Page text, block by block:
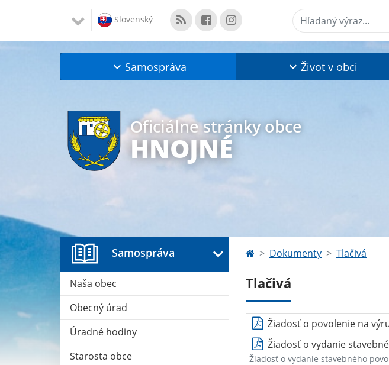
Slovenský Hľadaný výraz...
Samospráva Život v obci
Oficiálne stránky obce
HNOJNÉ
Samospráva
Naša obec
Obecný úrad
Úradné hodiny
Starosta obce
Dokumenty Tlačivá
Tlačivá
Žiadosť o povolenie na
Žiadosť o vydanie
Žiadosť o vydanie stavebného